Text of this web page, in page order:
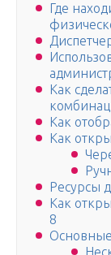
Где
Как
Как
Как
Ресурсы
Как
8